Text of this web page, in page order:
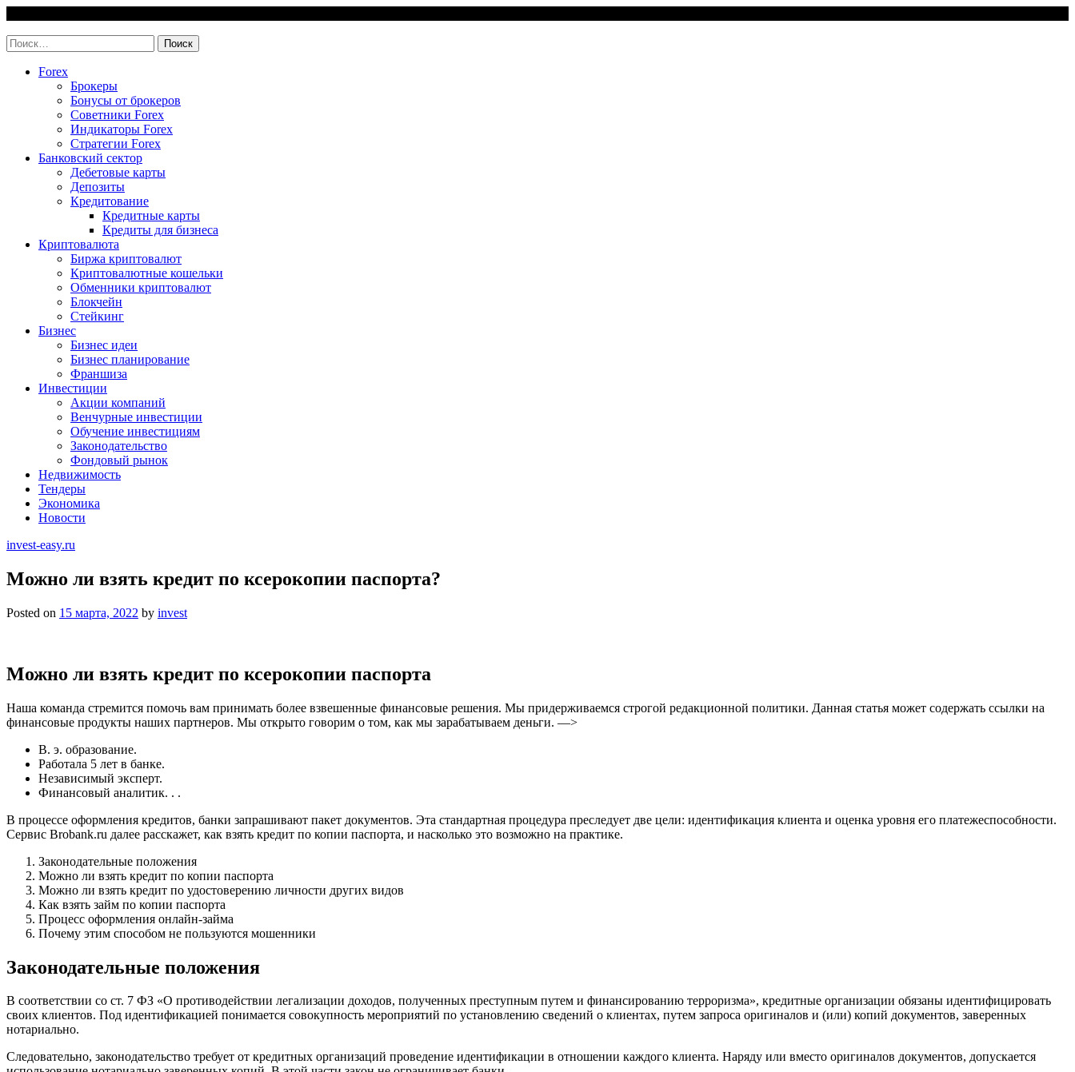
content
Найти:
Forex
Брокеры
Бонусы от брокеров
Советники Forex
Индикаторы Forex
Стратегии Forex
Банковский сектор
Дебетовые карты
Депозиты
Кредитование
Кредитные карты
Кредиты для бизнеса
Криптовалюта
Биржа криптовалют
Криптовалютные кошельки
Обменники криптовалют
Блокчейн
Стейкинг
Бизнес
Бизнес идеи
Бизнес планирование
Франшиза
Инвестиции
Акции компаний
Венчурные инвестиции
Обучение инвестициям
Законодательство
Фондовый рынок
Недвижимость
Тендеры
Экономика
Новости
invest-easy.ru
Можно ли взять кредит по ксерокопии паспорта?
Posted on 15 марта, 2022 by invest
Можно ли взять кредит по ксерокопии паспорта
Наша команда стремится помочь вам принимать более взвешенные финансовые решения. Мы придерживаемся строгой редакционной политики. Данная статья может содержать ссылки на
финансовые продукты наших партнеров. Мы открыто говорим о том, как мы зарабатываем деньги. —>
В. э. образование.
Работала 5 лет в банке.
Независимый эксперт.
Финансовый аналитик. . .
В процессе оформления кредитов, банки запрашивают пакет документов. Эта стандартная процедура преследует две цели: идентификация клиента и оценка уровня его платежеспособности.
Сервис Brobank.ru далее расскажет, как взять кредит по копии паспорта, и насколько это возможно на практике.
Законодательные положения
Можно ли взять кредит по копии паспорта
Можно ли взять кредит по удостоверению личности других видов
Как взять займ по копии паспорта
Процесс оформления онлайн-займа
Почему этим способом не пользуются мошенники
Законодательные положения
В соответствии со ст. 7 ФЗ «О противодействии легализации доходов, полученных преступным путем и финансированию терроризма», кредитные организации обязаны идентифицировать
своих клиентов. Под идентификацией понимается совокупность мероприятий по установлению сведений о клиентах, путем запроса оригиналов и (или) копий документов, заверенных
нотариально.
Следовательно, законодательство требует от кредитных организаций проведение идентификации в отношении каждого клиента. Наряду или вместо оригиналов документов, допускается